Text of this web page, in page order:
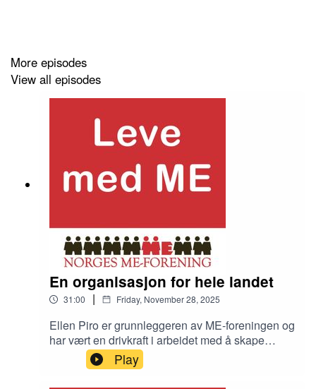
More episodes
View all episodes
En organisasjon for hele landet
31:00 | Friday, November 28, 2025
Ellen Piro er grunnleggeren av ME-foreningen og
har vært en drivkraft i arbeidet med å skape
forståelse for sykdommen i Norge. Reidun Gran
Alkanger har vært sentral i å bygge opp
likepersonsarbeidet, og sammem med Ellen, en
Play